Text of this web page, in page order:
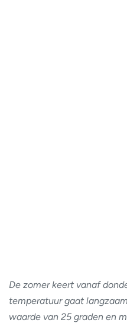
De zomer keert vanaf
temperatuur gaat
waarde van 25 graden en